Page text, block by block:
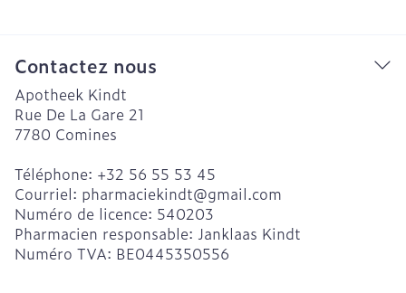
Contactez nous
Apotheek Kindt
Rue De La Gare 21
7780 Comines
Téléphone: +32 56 55 53 45
Courriel: pharmaciekindt@gmail.com
Numéro de licence: 540203
Pharmacien responsable: Janklaas Kindt
Numéro TVA: BE0445350556